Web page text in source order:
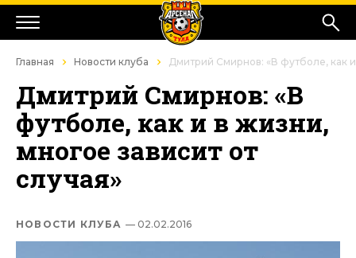
Главная Новости клуба Дмитрий Смирнов: «В футболе, как
Дмитрий Смирнов: «В
футболе, как и в жизни,
многое зависит от
случая»
НОВОСТИ КЛУБА — 02.02.2016